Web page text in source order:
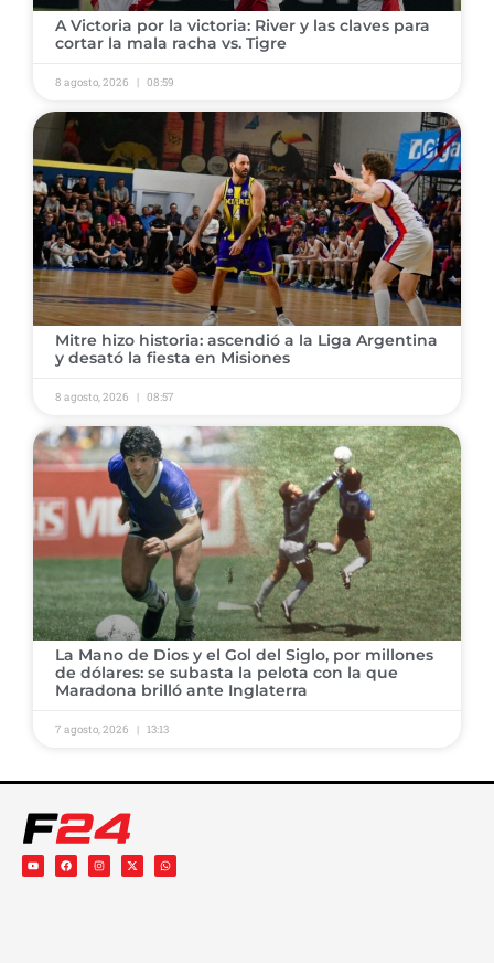
​A Victoria por la victoria: River y las claves para
cortar la mala racha vs. Tigre
8 agosto, 2026 08:59
​Mitre hizo historia: ascendió a la Liga Argentina
y desató la fiesta en Misiones
8 agosto, 2026 08:57
​La Mano de Dios y el Gol del Siglo, por millones
de dólares: se subasta la pelota con la que
Maradona brilló ante Inglaterra
7 agosto, 2026 13:13